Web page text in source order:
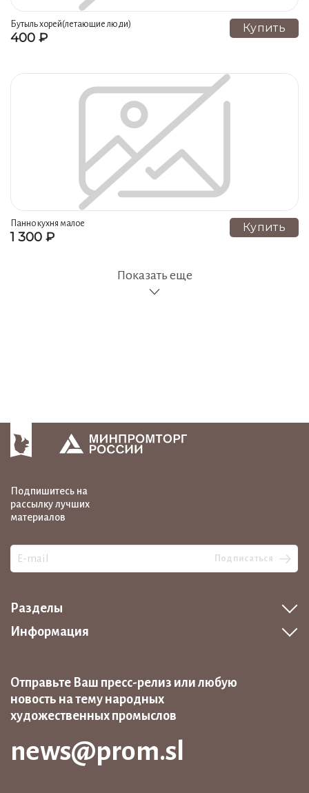
Бутыль хорей(летающие люди)
400 ₽
Купить
Панно кухня малое
1 300 ₽
Купить
Показать еще
Подпишитесь на
рассылку лучших
материалов
Подписаться
Разделы
Информация
Отправьте Ваш пресс-релиз или любую
новость на тему народных
художественных промыслов
news@prom.sl